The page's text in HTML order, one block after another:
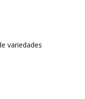
variedades